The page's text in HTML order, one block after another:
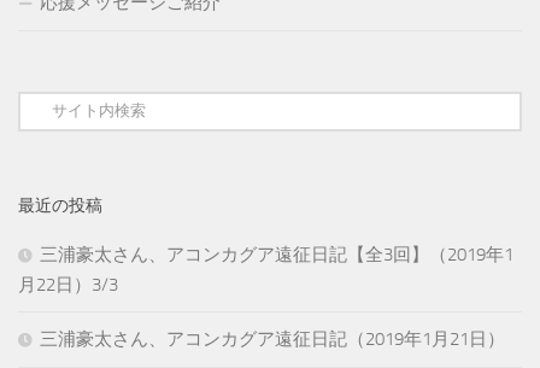
最近の投稿
三浦豪太さん、アコンカグア遠征日記【全3回】（2019年1
月22日）3/3
三浦豪太さん、アコンカグア遠征日記（2019年1月21日）